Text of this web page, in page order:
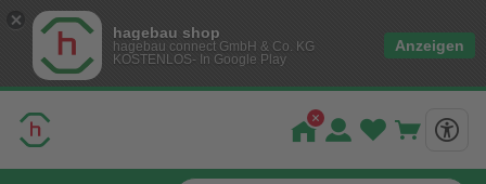
hagebau shop
hagebau connect GmbH & Co. KG
KOSTENLOS- In Google Play
Anzeigen